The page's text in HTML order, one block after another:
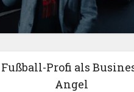
Fußball-Profi als
Angel